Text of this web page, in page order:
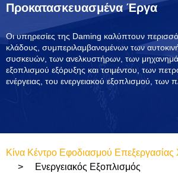
Προκατασκευασμένα Έργα
Οι υπηρεσίες της Daming καλύπτουν
κλάδους, συμπεριλαμβανομένων των
συσκευών, των ανελκυστήρων, των
εξοπλισμού εξόρυξης και τσιμέντου, των
ενέργειας, του ενεργειακού εξοπλισμού, των
Κίνα Κέντρο Εφοδιασμού
Ενεργειακός Εξοπλισμός